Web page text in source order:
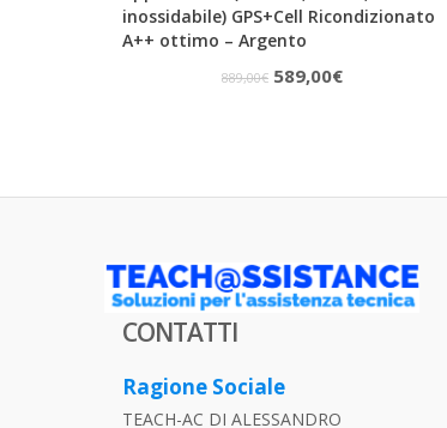
inossidabile) GPS+Cell Ricondizionato
A++ ottimo – Argento
889,00€ Il
589,00€Il
CONTATTI
Ragione Sociale
TEACH-AC DI ALESSANDRO